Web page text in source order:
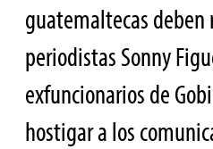
guatemaltecas deben
periodistas Sonny
exfuncionarios de
hostigar a los